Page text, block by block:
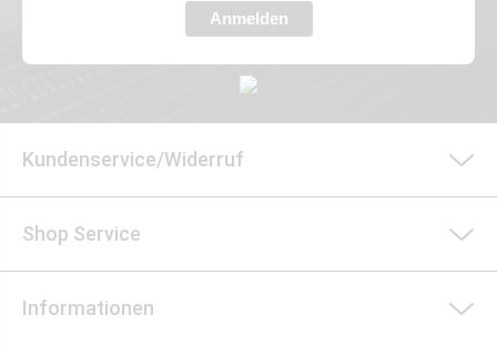
Anmelden
Kundenservice/Widerruf
Shop Service
Informationen